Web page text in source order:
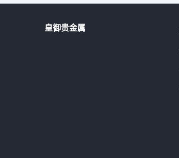
皇御贵金属